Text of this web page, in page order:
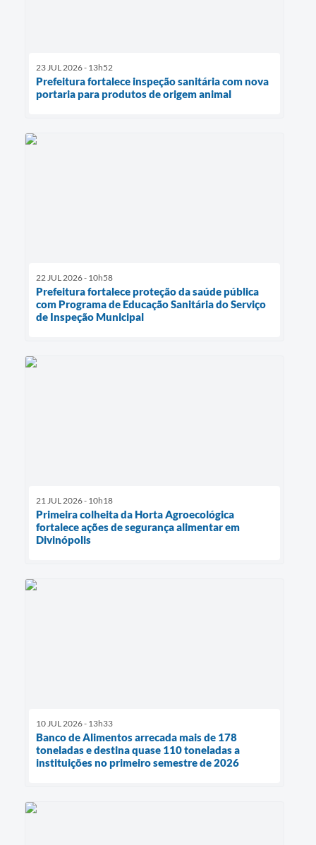
23 JUL 2026 - 13h52
Prefeitura fortalece inspeção sanitária com nova
portaria para produtos de origem animal
22 JUL 2026 - 10h58
Prefeitura fortalece proteção da saúde pública
com Programa de Educação Sanitária do Serviço
de Inspeção Municipal
21 JUL 2026 - 10h18
Primeira colheita da Horta Agroecológica
fortalece ações de segurança alimentar em
Divinópolis
10 JUL 2026 - 13h33
Banco de Alimentos arrecada mais de 178
toneladas e destina quase 110 toneladas a
instituições no primeiro semestre de 2026